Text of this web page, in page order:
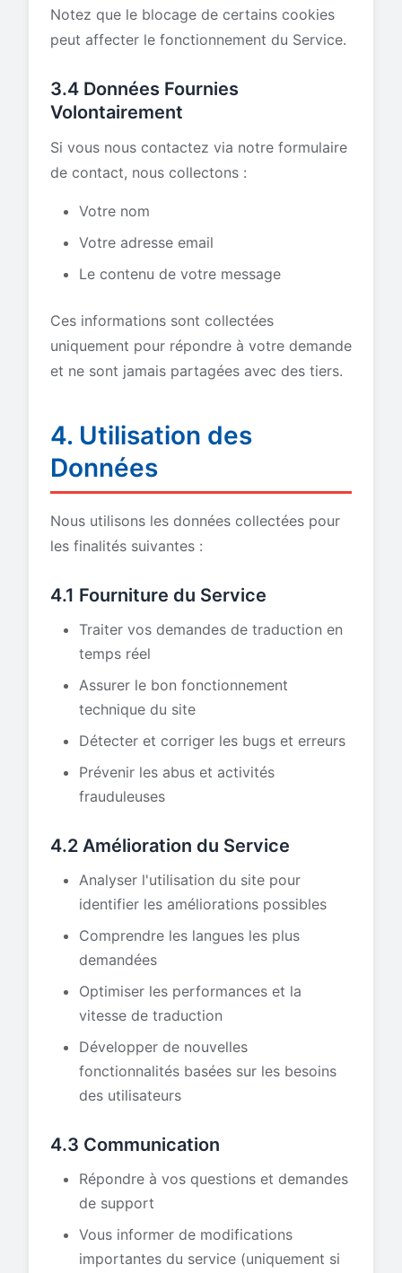
Notez que le blocage de certains cookies
peut affecter le fonctionnement du Service.
3.4 Données Fournies
Volontairement
Si vous nous contactez via notre formulaire
de contact, nous collectons :
Votre nom
Votre adresse email
Le contenu de votre message
Ces informations sont collectées
uniquement pour répondre à votre demande
et ne sont jamais partagées avec des tiers.
4. Utilisation des
Données
Nous utilisons les données collectées pour
les finalités suivantes :
4.1 Fourniture du Service
Traiter vos demandes de traduction en
temps réel
Assurer le bon fonctionnement
technique du site
Détecter et corriger les bugs et erreurs
Prévenir les abus et activités
frauduleuses
4.2 Amélioration du Service
Analyser l'utilisation du site pour
identifier les améliorations possibles
Comprendre les langues les plus
demandées
Optimiser les performances et la
vitesse de traduction
Développer de nouvelles
fonctionnalités basées sur les besoins
des utilisateurs
4.3 Communication
Répondre à vos questions et demandes
de support
Vous informer de modifications
importantes du service (uniquement si